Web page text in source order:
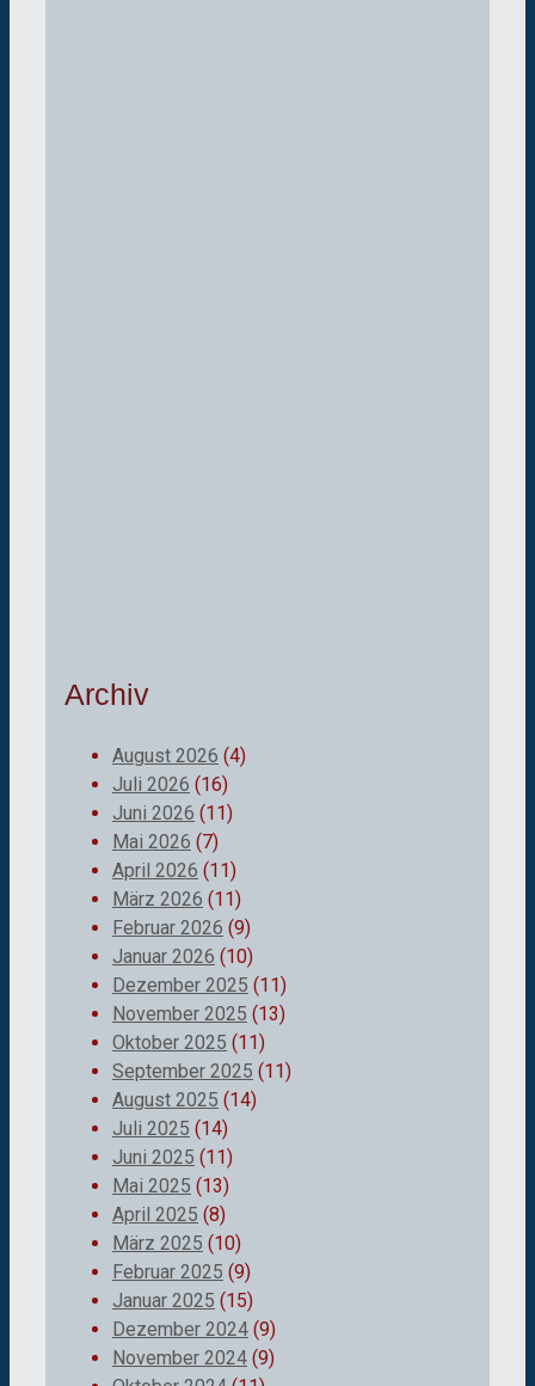
Archiv
August 2026 (4)
Juli 2026 (16)
Juni 2026 (11)
Mai 2026 (7)
April 2026 (11)
März 2026 (11)
Februar 2026 (9)
Januar 2026 (10)
Dezember 2025 (11)
November 2025 (13)
Oktober 2025 (11)
September 2025 (11)
August 2025 (14)
Juli 2025 (14)
Juni 2025 (11)
Mai 2025 (13)
April 2025 (8)
März 2025 (10)
Februar 2025 (9)
Januar 2025 (15)
Dezember 2024 (9)
November 2024 (9)